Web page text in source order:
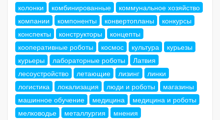
колонки
комбинированные
коммунальное хозяйство
компании
компоненты конвертопланы
конкурсы
конспекты
конструкторы
концепты
кооперативные роботы
космос культура
курьезы
курьеры
лабораторные роботы
Латвия
лесоустройство
летающие лизинг
линки
логистика
локализация люди и роботы
магазины
машинное обучение
медицина
медицина и роботы
мелководье
металлургия
мнения